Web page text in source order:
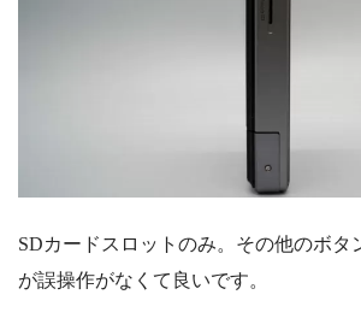
SDカードスロットのみ。その他のボタ
が誤操作がなくて良いです。